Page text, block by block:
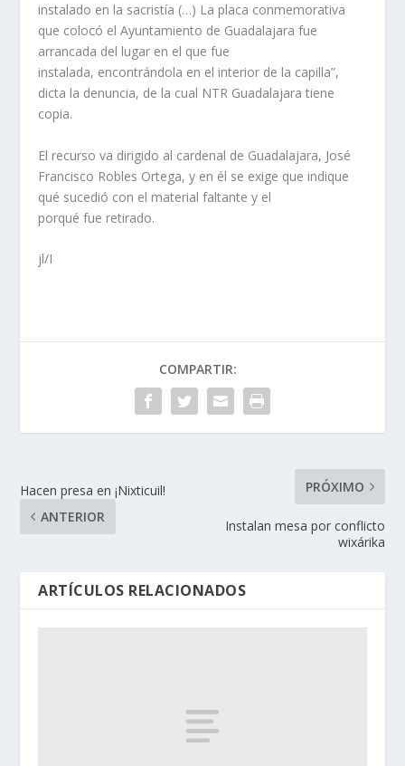
instalado en la sacristía (…) La placa conmemorativa
que colocó el Ayuntamiento de Guadalajara fue
arrancada del lugar en el que fue
instalada, encontrándola en el interior de la capilla”,
dicta la denuncia, de la cual NTR Guadalajara tiene
copia.
El recurso va dirigido al cardenal de Guadalajara, José
Francisco Robles Ortega, y en él se exige que indique
qué sucedió con el material faltante y el
porqué fue retirado.
jl/I
COMPARTIR:
Hacen presa en ¡Nixticuil!
ANTERIOR
PRÓXIMO
Instalan mesa por conflicto
wixárika
ARTÍCULOS RELACIONADOS